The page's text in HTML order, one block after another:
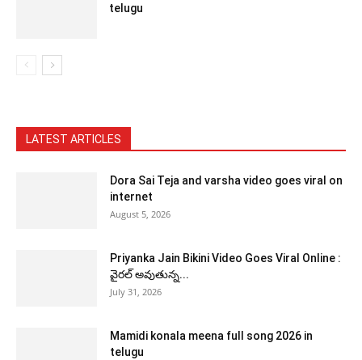
telugu
LATEST ARTICLES
Dora Sai Teja and varsha video goes viral on
internet
August 5, 2026
Priyanka Jain Bikini Video Goes Viral Online :
వైరల్ అవుతున్న...
July 31, 2026
Mamidi konala meena full song 2026 in
telugu